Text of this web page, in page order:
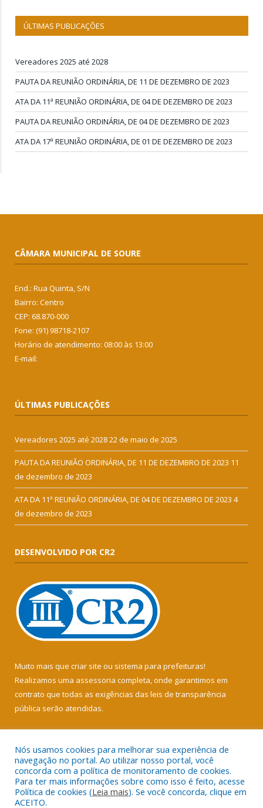
ÚLTIMAS PUBLICAÇÕES
Vereadores 2025 até 2028
PAUTA DA REUNIÃO ORDINÁRIA, DE 11 DE DEZEMBRO DE 2023
ATA DA 11ª REUNIÃO ORDINÁRIA, DE 04 DE DEZEMBRO DE 2023
PAUTA DA REUNIÃO ORDINÁRIA, DE 04 DE DEZEMBRO DE 2023
ATA DA 17ª REUNIÃO ORDINÁRIA, DE 01 DE DEZEMBRO DE 2023
CÂMARA MUNICIPAL DE SOURE
End.: Rua Quinta, S/N
Bairro: Centro
CEP: 68.870-000
Fone: (91) 98718-2107
Horário de atendimento: 08:00 às 13:00
E-mail:
ÚLTIMAS PUBLICAÇÕES
Vereadores 2025 até 202822 de maio de 2025
PAUTA DA REUNIÃO ORDINÁRIA, DE 11 DE DEZEMBRO DE 2023 11
de dezembro de 2023
ATA DA 11ª REUNIÃO ORDINÁRIA, DE 04 DE DEZEMBRO DE 2023 4
de dezembro de 2023
DESENVOLVIDO POR CR2
Muito mais que criar site ou sistema para prefeituras!
Realizamos uma assessoria completa, onde garantimos em
contrato que todas as exigências das leis de transparência
pública serão atendidas.
Todos os direitos reservados a Câmara Municipal de Soure.
Nós usamos cookies para melhorar sua experiência de
navegação no portal. Ao utilizar nosso portal, você
concorda com a política de monitoramento de cookies.
Para ter mais informações sobre como isso é feito, acesse
Política de cookies (Leia mais). Se você concorda, clique em
ACEITO.